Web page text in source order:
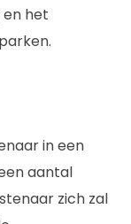
het
in een
aantal
zich zal